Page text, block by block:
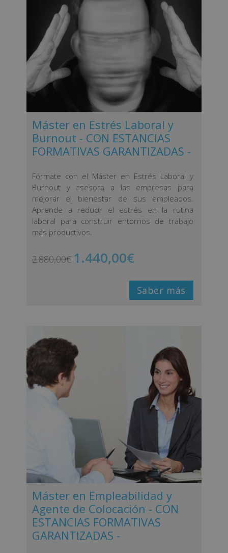
Máster en Estrés Laboral y
Burnout - CON ESTANCIAS
FORMATIVAS GARANTIZADAS -
Fórmate con el Máster en Estrés Laboral y
Burnout y asesora a las empresas para
mejorar el bienestar de sus empleados.
Aprende a reducir el estrés en la rutina
laboral para construir entornos de trabajo
más productivos.
2.880,00€ 1.440,00€
Saber más
Máster en Empleabilidad y
Agente de Colocación - CON
ESTANCIAS FORMATIVAS
GARANTIZADAS -